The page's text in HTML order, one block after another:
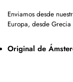
Enviamos desde
Europa, desde
Original de